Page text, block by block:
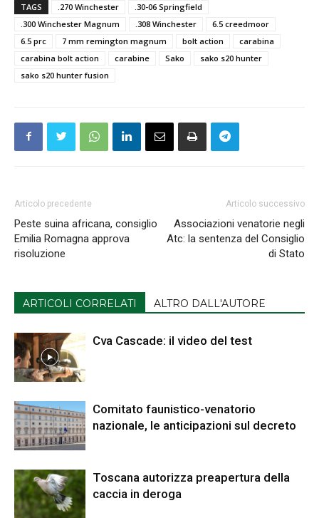
TAGS .270 Winchester
.30-06 Springfield
.300 Winchester Magnum
.308 Winchester
6.5 creedmoor
6.5 prc
7 mm remington magnum bolt action
carabina
carabina bolt action
carabine Sako
sako s20 hunter
sako s20 hunter fusion
Articolo precedente
Peste suina africana, consiglio
Emilia Romagna approva
risoluzione
Articolo successivo
Associazioni venatorie negli
Atc: la sentenza del Consiglio
di Stato
ARTICOLI CORRELATI ALTRO DALL'AUTORE
Cva Cascade: il video del test
Comitato faunistico-venatorio
nazionale, le anticipazioni sul decreto
Toscana autorizza preapertura della
caccia in deroga